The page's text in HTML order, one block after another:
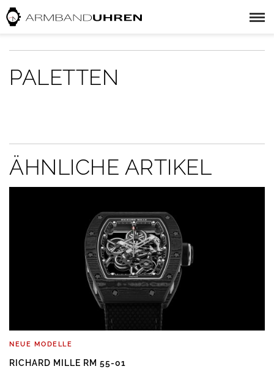
PALETTEN
ÄHNLICHE ARTIKEL
NEUE MODELLE
RICHARD MILLE RM 55-01